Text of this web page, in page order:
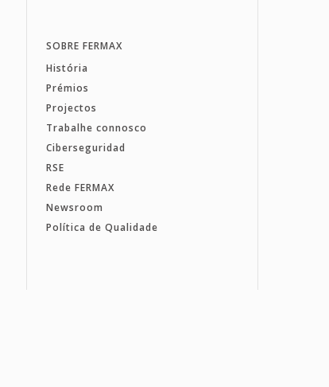
SOBRE FERMAX
História
Prémios
Projectos
Trabalhe connosco
Ciberseguridad
RSE
Rede FERMAX
Newsroom
Política de Qualidade